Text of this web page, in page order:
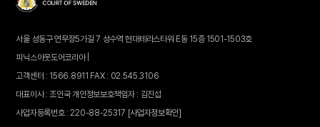
서울 성동구 연무장5가길 7 성수역 현대테라스타워 E동 15층 1501-1503호
피닉스아웃도어코리아 |
고객센터 : 1566.8911 FAX : 02.545.3106
대표이사 : 조인국 개인정보보호책임자 : 김진섭
사업자등록번호 : 220-88-25317 [사업자정보확인]